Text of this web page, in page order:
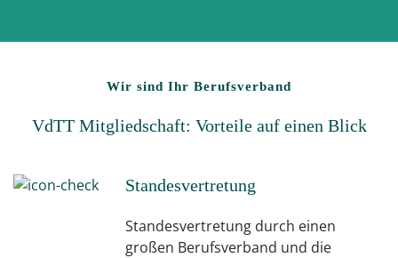
Wir sind Ihr Berufsverband
VdTT Mitgliedschaft: Vorteile auf einen Blick
Standesvertretung
Standesvertretung durch einen
großen Berufsverband und die